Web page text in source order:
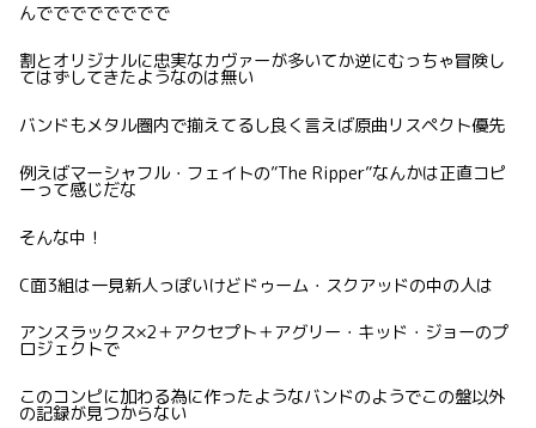
んでででででででで
割とオリジナルに忠実なカヴァーが多いてか逆にむっちゃ冒険し
てはずしてきたようなのは無い
バンドもメタル圏内で揃えてるし良く言えば原曲リスペクト優先
例えばマーシャフル・フェイトの”The Ripper”なんかは正直コピ
ーって感じだな
そんな中！
C面3組は一見新人っぽいけどドゥーム・スクアッドの中の人は
アンスラックス×2＋アクセプト＋アグリー・キッド・ジョーのプ
ロジェクトで
このコンピに加わる為に作ったようなバンドのようでこの盤以外
の記録が見つからない